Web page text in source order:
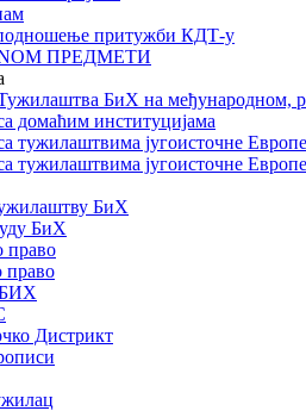
притужби КДТ-у
ПРЕДМЕТИ
БиХ на међународном,
домаћим институцијама
тужилаштвима југоисточне
тужилаштвима југоисточне
БиХ
БиХ
право
право
Дистрикт